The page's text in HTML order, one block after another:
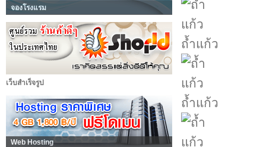
จองโรงแรม
เว็บสำเร็จรูป
Web Hosting
ถ้ำแก้ว
ถ้ำแก้ว